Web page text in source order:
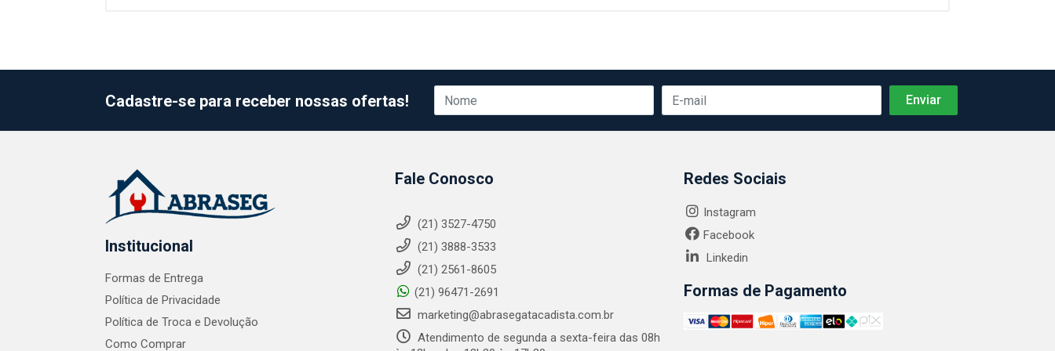
Cadastre-se para receber nossas ofertas!
Institucional
Formas de Entrega
Política de Privacidade
Política de Troca e Devolução
Como Comprar
Fale Conosco
(21) 3527-4750
(21) 3888-3533
(21) 2561-8605
(21) 96471-2691
marketing@abrasegatacadista.com.br
Atendimento de segunda a sexta-feira das 08h
Redes Sociais
Instagram
Facebook
Linkedin
Formas de Pagamento